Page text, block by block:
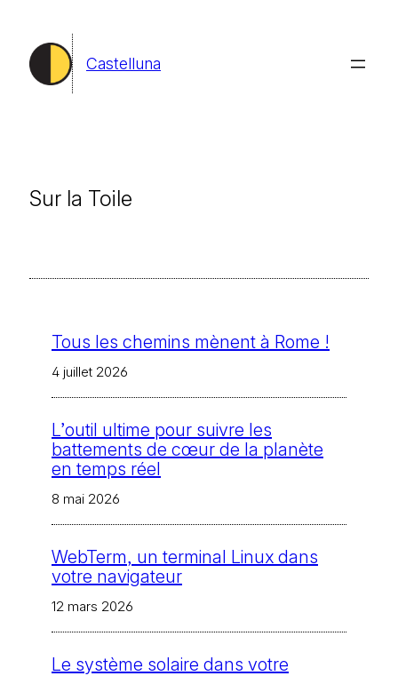
contenu
Castelluna
Sur la Toile
Tous les chemins mènent à Rome !
4 juillet 2026
L’outil ultime pour suivre les
battements de cœur de la planète
en temps réel
8 mai 2026
WebTerm, un terminal Linux dans
votre navigateur
12 mars 2026
Le système solaire dans votre